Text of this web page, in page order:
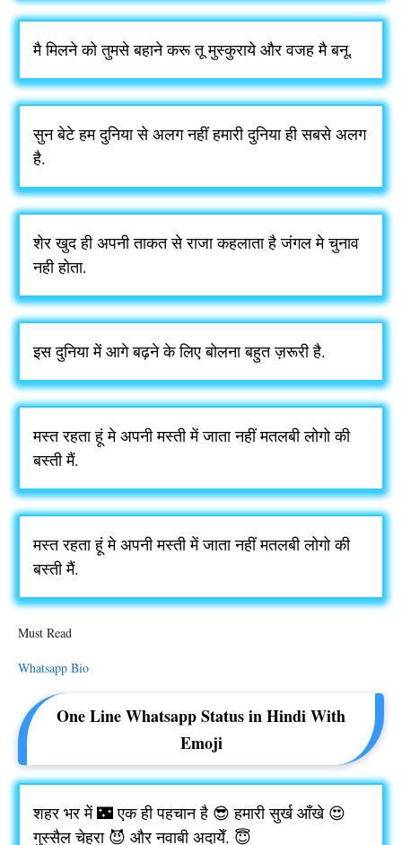
मै मिलने को तुमसे बहाने करू तू मुस्कुराये और वजह मै बनू.
सुन बेटे हम दुनिया से अलग नहीं हमारी दुनिया ही सबसे अलग
है.
शेर खुद ही अपनी ताकत से राजा कहलाता है जंगल मे चुनाव
नही होता.
इस दुनिया में आगे बढ़ने के लिए बोलना बहुत ज़रूरी है.
मस्त रहता हूं मे अपनी मस्ती में जाता नहीं मतलबी लोगो की
बस्ती मैं.
मस्त रहता हूं मे अपनी मस्ती में जाता नहीं मतलबी लोगो की
बस्ती मैं.
Must Read
Whatsapp Bio
One Line Whatsapp Status in Hindi With
Emoji
शहर भर में 🌃 एक ही पहचान है 😎 हमारी सुर्ख आँखे 😍
गुस्सैल चेहरा 😈 और नवाबी अदायेँ. 😇